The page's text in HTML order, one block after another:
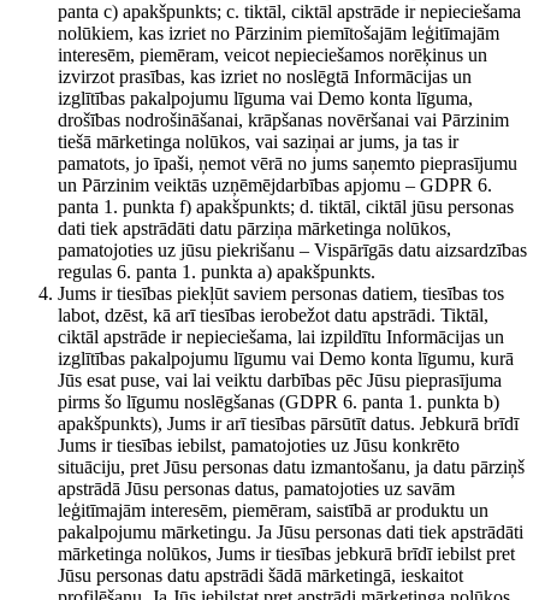
panta c) apakšpunkts; c. tiktāl, ciktāl apstrāde ir nepieciešama
nolūkiem, kas izriet no Pārzinim piemītošajām leģitīmajām
interesēm, piemēram, veicot nepieciešamos norēķinus un
izvirzot prasības, kas izriet no noslēgtā Informācijas un
izglītības pakalpojumu līguma vai Demo konta līguma,
drošības nodrošināšanai, krāpšanas novēršanai vai Pārzinim
tiešā mārketinga nolūkos, vai saziņai ar jums, ja tas ir
pamatots, jo īpaši, ņemot vērā no jums saņemto pieprasījumu
un Pārzinim veiktās uzņēmējdarbības apjomu – GDPR 6.
panta 1. punkta f) apakšpunkts; d. tiktāl, ciktāl jūsu personas
dati tiek apstrādāti datu pārziņa mārketinga nolūkos,
pamatojoties uz jūsu piekrišanu – Vispārīgās datu aizsardzības
regulas 6. panta 1. punkta a) apakšpunkts.
Jums ir tiesības piekļūt saviem personas datiem, tiesības tos
labot, dzēst, kā arī tiesības ierobežot datu apstrādi. Tiktāl,
ciktāl apstrāde ir nepieciešama, lai izpildītu Informācijas un
izglītības pakalpojumu līgumu vai Demo konta līgumu, kurā
Jūs esat puse, vai lai veiktu darbības pēc Jūsu pieprasījuma
pirms šo līgumu noslēgšanas (GDPR 6. panta 1. punkta b)
apakšpunkts), Jums ir arī tiesības pārsūtīt datus. Jebkurā brīdī
Jums ir tiesības iebilst, pamatojoties uz Jūsu konkrēto
situāciju, pret Jūsu personas datu izmantošanu, ja datu pārziņš
apstrādā Jūsu personas datus, pamatojoties uz savām
leģitīmajām interesēm, piemēram, saistībā ar produktu un
pakalpojumu mārketingu. Ja Jūsu personas dati tiek apstrādāti
mārketinga nolūkos, Jums ir tiesības jebkurā brīdī iebilst pret
Jūsu personas datu apstrādi šādā mārketingā, ieskaitot